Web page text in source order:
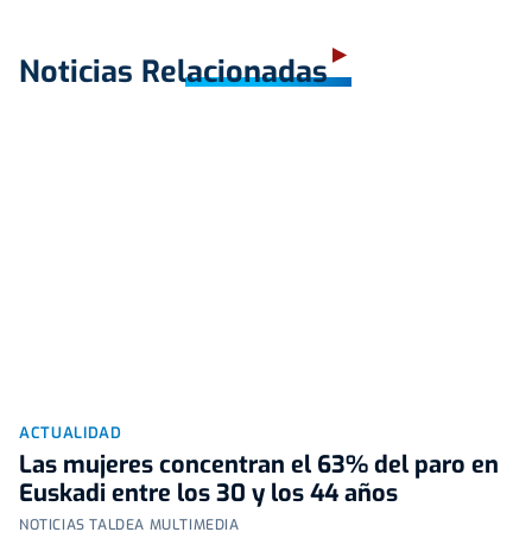
Noticias Relacionadas
ACTUALIDAD
Las mujeres concentran el 63% del paro en
Euskadi entre los 30 y los 44 años
NOTICIAS TALDEA MULTIMEDIA